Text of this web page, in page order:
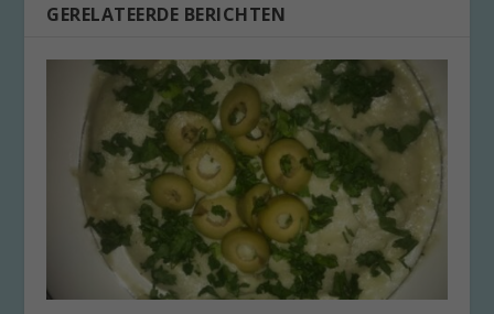
GERELATEERDE BERICHTEN